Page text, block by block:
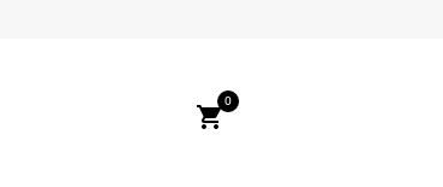
shopping_cart
0